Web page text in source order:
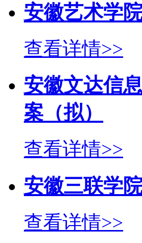
安徽艺术学
查看详情>>
安徽文达信
案（拟）
查看详情>>
安徽三联学
查看详情>>